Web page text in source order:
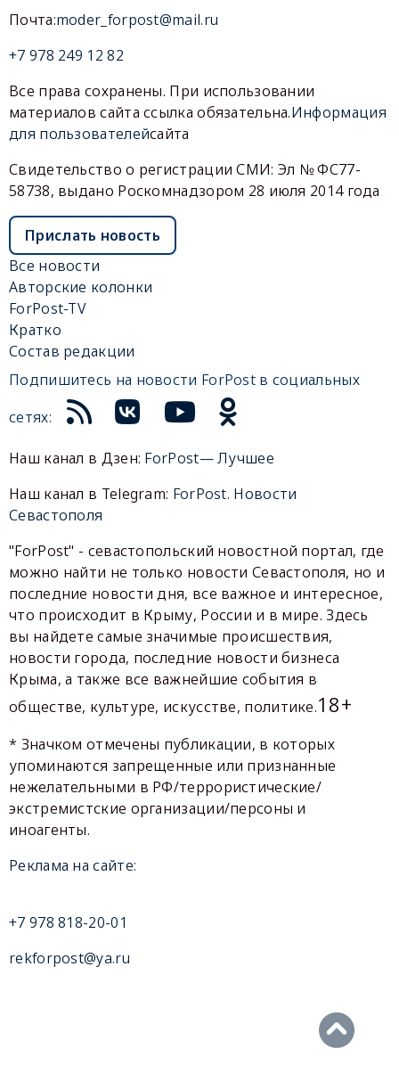
Почта:moder_forpost@mail.ru
+7 978 249 12 82
Все права сохранены. При использовании
материалов сайта ссылка обязательна.Информация
для пользователейсайта
Свидетельство о регистрации СМИ: Эл № ФС77-
58738, выдано Роскомнадзором 28 июля 2014 года
Прислать новость
Все новости
Авторские колонки
ForPost-TV
Кратко
Состав редакции
Подпишитесь на новости ForPost в социальных
сетях:
Наш канал в Дзен: ForPost— Лучшее
Наш канал в Telegram: ForPost. Новости
Севастополя
"ForPost" - севастопольский новостной портал, где
можно найти не только новости Севастополя, но и
последние новости дня, все важное и интересное,
что происходит в Крыму, России и в мире. Здесь
вы найдете самые значимые происшествия,
новости города, последние новости бизнеса
Крыма, а также все важнейшие события в
обществе, культуре, искусстве, политике.18+
* Значком отмечены публикации, в которых
упоминаются запрещенные или признанные
нежелательными в РФ/террористические/
экстремистские организации/персоны и
иноагенты.
Реклама на сайте:
+7 978 818-20-01
rekforpost@ya.ru